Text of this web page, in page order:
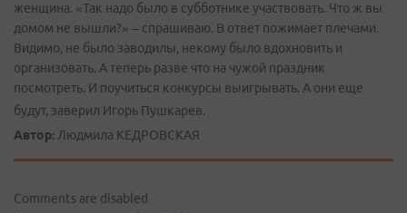
женщина. «Так надо было в субботнике участвовать. Что ж вы
домом не вышли?» – спрашиваю. В ответ пожимает плечами.
Видимо, не было заводилы, некому было вдохновить и
организовать. А теперь разве что на чужой праздник
посмотреть. И поучиться конкурсы выигрывать. А они еще
будут, заверил Игорь Пушкарев.
Автор: Людмила КЕДРОВСКАЯ
Comments are disabled